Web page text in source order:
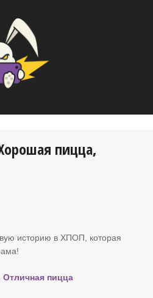
пицца,
историю в ХПОП , которая
Отличная пицца